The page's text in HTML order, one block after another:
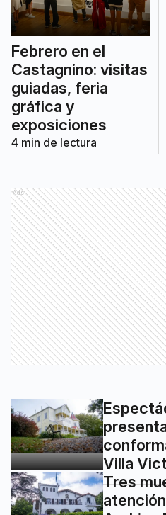
Febrero en el
Castagnino: visitas
guiadas, feria
gráfica y
exposiciones
4 min de lectura
Ads
Villa
Tres